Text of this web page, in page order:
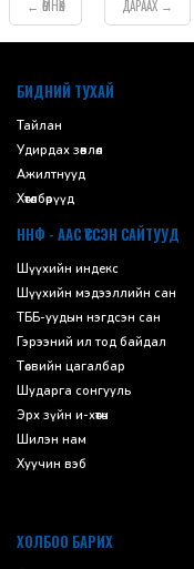
← ӨМНӨХ ДАРААХ →
БИДНИЙ ТУХАЙ
Тайлан
Удирдах зөвлөл
Ажилтнууд
Хөтөлбөрүүд
ННФ - ААС ҮҮССЭН САЙТУУД
Шүүхийн индекс
Шүүхийн мэдээллийн сан
ТББ-уудын нэгдсэн сан
Гэрээний ил тод байдал
Төсвийн цагалбар
Шударга сонгууль
Эрх зүйн и-хөтөч
Шилэн нам
Хуучин вэб
ХОЛБОО БАРИХ